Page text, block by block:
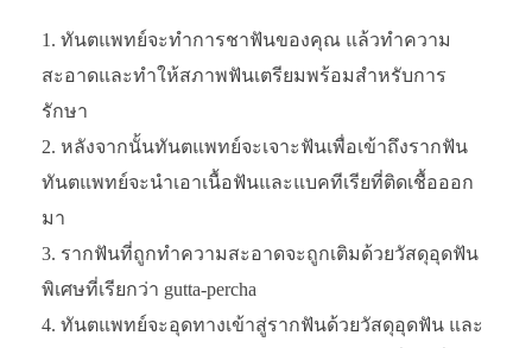
ทันตแพทย์จะทำการชาฟันของคุณ แล้วทำความ
สะอาดและทำให้สภาพฟันเตรียมพร้อมสำหรับการ
รักษา
หลังจากนั้นทันตแพทย์จะเจาะฟันเพื่อเข้าถึงรากฟัน
ทันตแพทย์จะนำเอาเนื้อฟันและแบคทีเรียที่ติดเชื้อออก
มา
รากฟันที่ถูกทำความสะอาดจะถูกเติมด้วยวัสดุอุดฟัน
พิเศษที่เรียกว่า gutta-percha
ทันตแพทย์จะอุดทางเข้าสู่รากฟันด้วยวัสดุอุดฟัน และ